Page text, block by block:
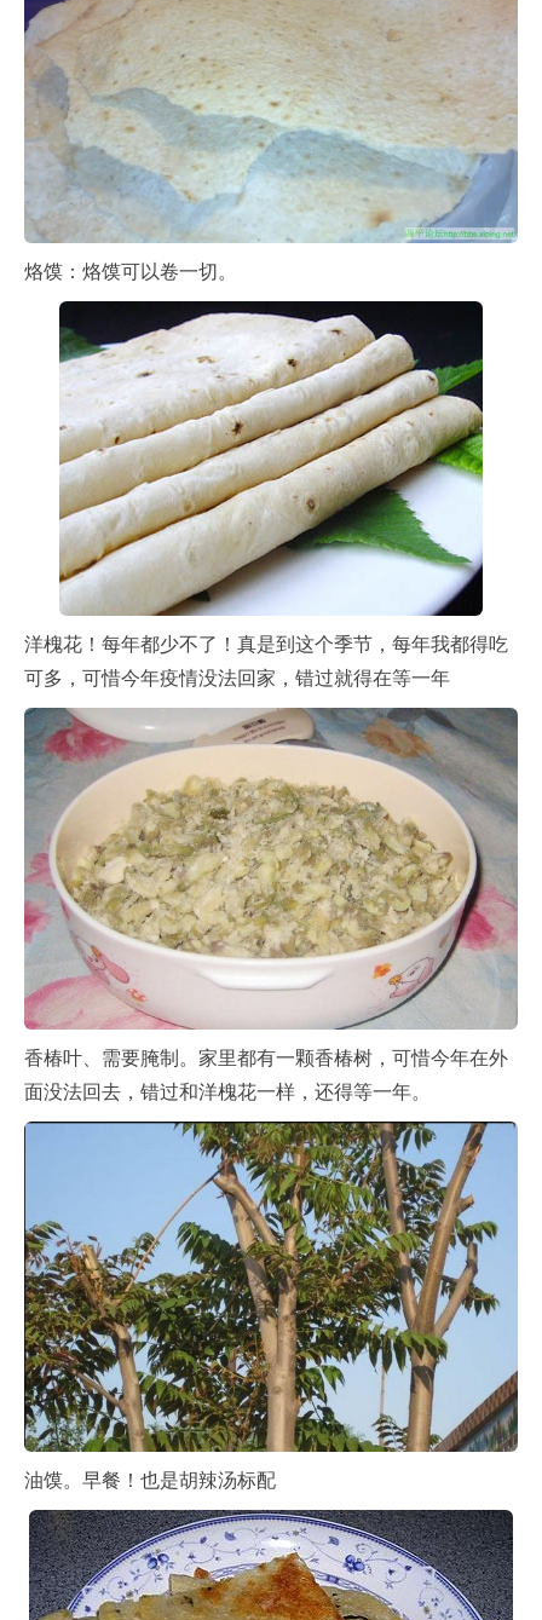
烙馍：烙馍可以卷一切。
洋槐花！每年都少不了！真是到这个季节，每年我都得吃
可多，可惜今年疫情没法回家，错过就得在等一年
香椿叶、需要腌制。家里都有一颗香椿树，可惜今年在外
面没法回去，错过和洋槐花一样，还得等一年。
油馍。早餐！也是胡辣汤标配